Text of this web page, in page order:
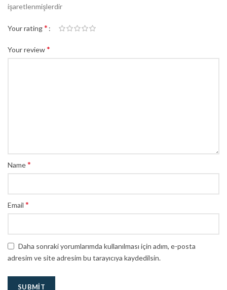
işaretlenmişlerdir
Your rating*
Your review*
Name*
Email *
Daha sonraki yorumlarımda kullanılması için adım, e-posta
adresim ve site adresim bu tarayıcıya kaydedilsin.